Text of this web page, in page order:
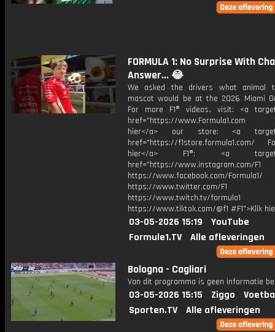
FORMULA 1: No Surprise With
Answer... 😂
We asked the drivers what animal
mascot would be at the 2026 Miami
For more F1® videos, visit: <a
href="https://www.Formula1.com
hier</a> our store: <a
href="https://f1store.formula1.com/
hier</a> F1®: <a
href="https://www.instagram.com/F1
https://www.facebook.com/Formula1/
https://www.twitter.com/F1
https://www.twitch.tv/formula1
https://www.tiktok.com/@f1 #F1">Klik
03-05-2026 15:19
YouTube
Formule1.TV
Alle afleveringen
Bologna - Cagliari
Van dit programma is geen informatie
03-05-2026 15:15 Ziggo
Sporten.TV
Alle afleveringen